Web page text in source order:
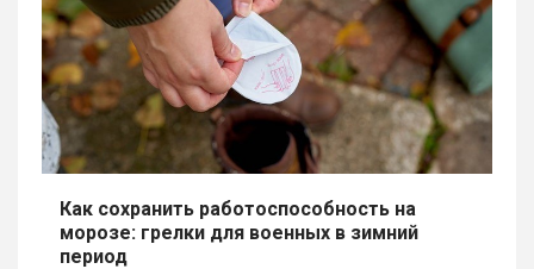
Как сохранить работоспособность на
морозе: грелки для военных в зимний
период